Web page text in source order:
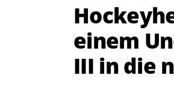
einem
III in die